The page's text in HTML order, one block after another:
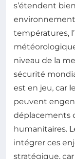
s’étendent
températures,
niveau de la
sécurité
est en jeu, car
peuvent
déplacements
humanitaires.
intégrer ces
stratégique, car